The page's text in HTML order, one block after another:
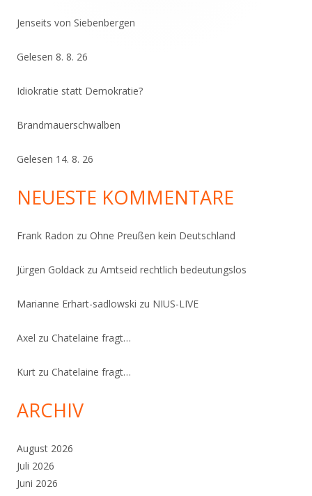
Jenseits von Siebenbergen
Gelesen 8. 8. 26
Idiokratie statt Demokratie?
Brandmauerschwalben
Gelesen 14. 8. 26
NEUESTE KOMMENTARE
Frank Radon zu Ohne Preußen kein Deutschland
Jürgen Goldack zu Amtseid rechtlich bedeutungslos
Marianne Erhart-sadlowski zu NIUS-LIVE
Axel zu Chatelaine fragt…
Kurt zu Chatelaine fragt…
ARCHIV
August 2026
Juli 2026
Juni 2026